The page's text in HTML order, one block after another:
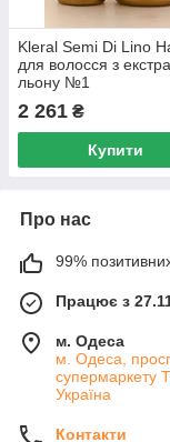
Kleral Semi Di Lino
для волосся з
льону №1
2 261 ₴
Купити
Про нас
99% позитивних
Працює з
м. Одеса
м. Одеса,
супермаркету
Україна
Контакти